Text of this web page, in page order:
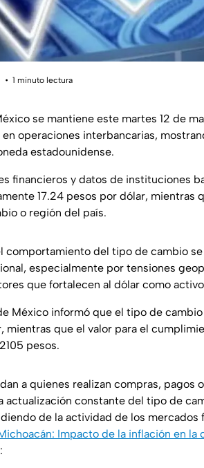
1 minuto lectura
se mantiene este martes 12 de
operaciones interbancarias,
estadounidense.
financieros y datos de instituciones
17.24 pesos por dólar, mientras
o región del país.
comportamiento del tipo de cambio
especialmente por tensiones
que fortalecen al dólar como
México informó que el tipo de
mientras que el valor para el
pesos.
a quienes realizan compras, pagos
actualización constante del tipo de
de la actividad de los mercados
Impacto de la inflación en la